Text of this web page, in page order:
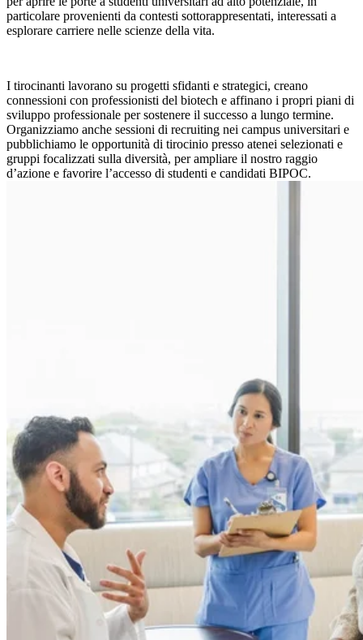
particolare provenienti da contesti sottorappresentati, interessati a
esplorare carriere nelle scienze della vita.
I tirocinanti lavorano su progetti sfidanti e strategici, creano
connessioni con professionisti del biotech e affinano i propri piani di
sviluppo professionale per sostenere il successo a lungo termine.
Organizziamo anche sessioni di recruiting nei campus universitari e
pubblichiamo le opportunità di tirocinio presso atenei selezionati e
gruppi focalizzati sulla diversità, per ampliare il nostro raggio
d’azione e favorire l’accesso di studenti e candidati BIPOC.